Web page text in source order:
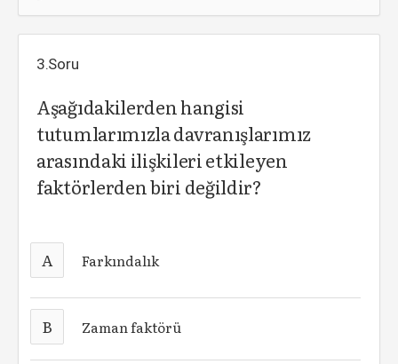
3.Soru
Aşağıdakilerden hangisi
tutumlarımızla davranışlarımız
arasındaki ilişkileri etkileyen
faktörlerden biri değildir?
A Farkındalık
B Zaman faktörü